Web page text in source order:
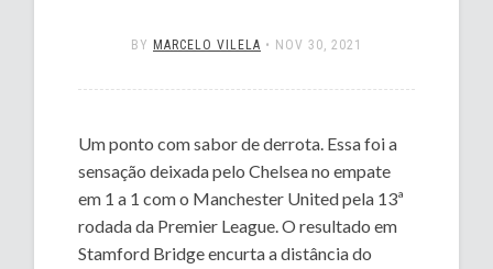
BY MARCELO VILELA • NOV 30, 2021
Um ponto com sabor de derrota. Essa foi a
sensação deixada pelo Chelsea no empate
em 1 a 1 com o Manchester United pela 13ª
rodada da Premier League. O resultado em
Stamford Bridge encurta a distância do